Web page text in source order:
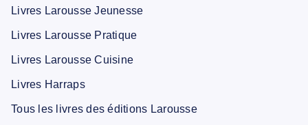
Livres Larousse Jeunesse
Livres Larousse Pratique
Livres Larousse Cuisine
Livres Harraps
Tous les livres des éditions Larousse